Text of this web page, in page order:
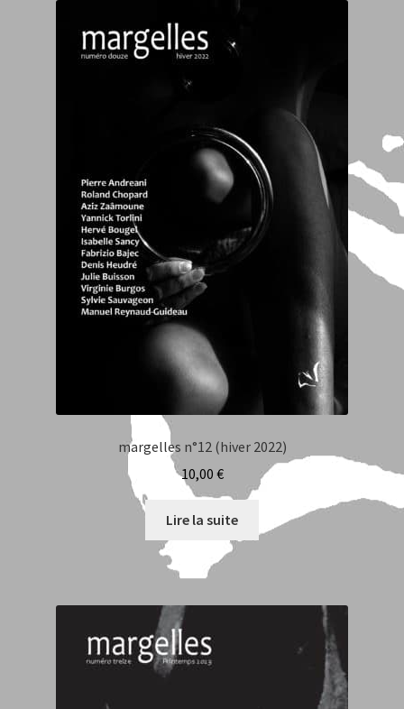
margelles n°12 (hiver 2022)
10,00 €
Lire la suite